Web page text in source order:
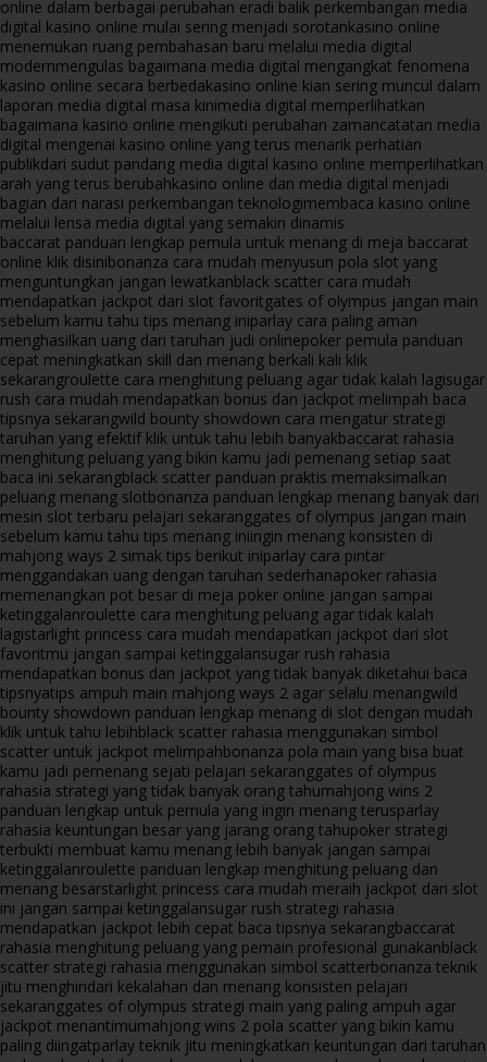
online dalam berbagai perubahan eradi balik perkembangan media
digital kasino online mulai sering menjadi sorotankasino online
menemukan ruang pembahasan baru melalui media digital
modernmengulas bagaimana media digital mengangkat fenomena
kasino online secara berbedakasino online kian sering muncul dalam
laporan media digital masa kinimedia digital memperlihatkan
bagaimana kasino online mengikuti perubahan zamancatatan media
digital mengenai kasino online yang terus menarik perhatian
publikdari sudut pandang media digital kasino online memperlihatkan
arah yang terus berubahkasino online dan media digital menjadi
bagian dari narasi perkembangan teknologimembaca kasino online
melalui lensa media digital yang semakin dinamis
baccarat panduan lengkap pemula untuk menang di meja baccarat
online klik disinibonanza cara mudah menyusun pola slot yang
menguntungkan jangan lewatkanblack scatter cara mudah
mendapatkan jackpot dari slot favoritgates of olympus jangan main
sebelum kamu tahu tips menang iniparlay cara paling aman
menghasilkan uang dari taruhan judi onlinepoker pemula panduan
cepat meningkatkan skill dan menang berkali kali klik
sekarangroulette cara menghitung peluang agar tidak kalah lagisugar
rush cara mudah mendapatkan bonus dan jackpot melimpah baca
tipsnya sekarangwild bounty showdown cara mengatur strategi
taruhan yang efektif klik untuk tahu lebih banyakbaccarat rahasia
menghitung peluang yang bikin kamu jadi pemenang setiap saat
baca ini sekarangblack scatter panduan praktis memaksimalkan
peluang menang slotbonanza panduan lengkap menang banyak dari
mesin slot terbaru pelajari sekaranggates of olympus jangan main
sebelum kamu tahu tips menang iniingin menang konsisten di
mahjong ways 2 simak tips berikut iniparlay cara pintar
menggandakan uang dengan taruhan sederhanapoker rahasia
memenangkan pot besar di meja poker online jangan sampai
ketinggalanroulette cara menghitung peluang agar tidak kalah
lagistarlight princess cara mudah mendapatkan jackpot dari slot
favoritmu jangan sampai ketinggalansugar rush rahasia
mendapatkan bonus dan jackpot yang tidak banyak diketahui baca
tipsnyatips ampuh main mahjong ways 2 agar selalu menangwild
bounty showdown panduan lengkap menang di slot dengan mudah
klik untuk tahu lebihblack scatter rahasia menggunakan simbol
scatter untuk jackpot melimpahbonanza pola main yang bisa buat
kamu jadi pemenang sejati pelajari sekaranggates of olympus
rahasia strategi yang tidak banyak orang tahumahjong wins 2
panduan lengkap untuk pemula yang ingin menang terusparlay
rahasia keuntungan besar yang jarang orang tahupoker strategi
terbukti membuat kamu menang lebih banyak jangan sampai
ketinggalanroulette panduan lengkap menghitung peluang dan
menang besarstarlight princess cara mudah meraih jackpot dari slot
ini jangan sampai ketinggalansugar rush strategi rahasia
mendapatkan jackpot lebih cepat baca tipsnya sekarangbaccarat
rahasia menghitung peluang yang pemain profesional gunakanblack
scatter strategi rahasia menggunakan simbol scatterbonanza teknik
jitu menghindari kekalahan dan menang konsisten pelajari
sekaranggates of olympus strategi main yang paling ampuh agar
jackpot menantimumahjong wins 2 pola scatter yang bikin kamu
paling diingatparlay teknik jitu meningkatkan keuntungan dari taruhan